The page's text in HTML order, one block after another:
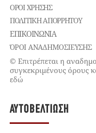
ΌΡΟΙ ΧΡΉΣΗΣ
ΠΟΛΙΤΙΚΉ ΑΠΟΡΡΉΤΟΥ
ΕΠΙΚΟΙΝΩΝΊΑ
ΌΡΟΙ ΑΝΑΔΗΜΟΣΙΕΥΣΗΣ
© Επιτρέπεται η
συγκεκριμένους όρους
εδώ
ΑΥΤΟΒΕΛΤΊΩΣΗ